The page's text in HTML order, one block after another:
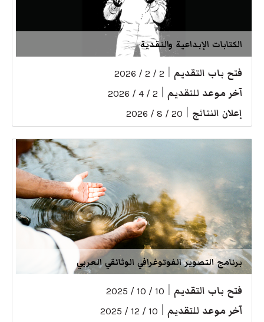
الكتابات الإبداعية والنقدية
فتح باب التقديم 2 / 2 / 2026
آخر موعد للتقديم 2 / 4 / 2026
إعلان النتائج 20 / 8 / 2026
برنامج التصوير الفوتوغرافي الوثائقي العربي
فتح باب التقديم 10 / 10 / 2025
آخر موعد للتقديم 10 / 12 / 2025